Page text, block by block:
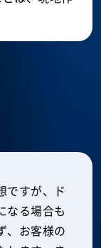
ですが、ド
なる場合も
、お客様の